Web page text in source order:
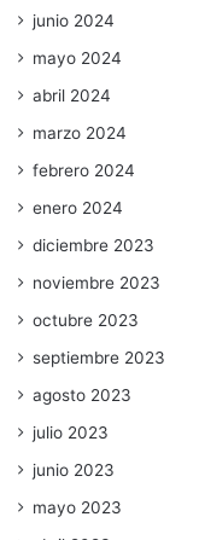
junio 2024
mayo 2024
abril 2024
marzo 2024
febrero 2024
enero 2024
diciembre 2023
noviembre 2023
octubre 2023
septiembre 2023
agosto 2023
julio 2023
junio 2023
mayo 2023